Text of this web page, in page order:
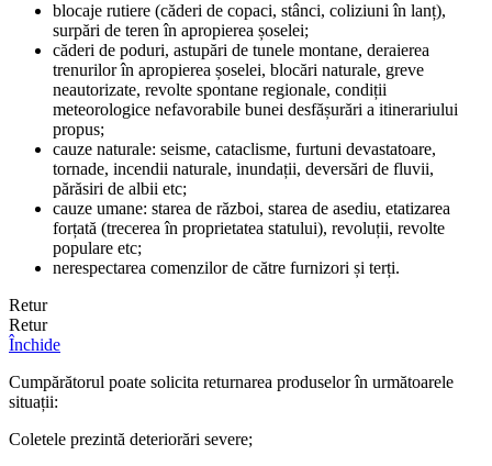
blocaje rutiere (căderi de copaci, stânci, coliziuni în lanț),
surpări de teren în apropierea șoselei;
căderi de poduri, astupări de tunele montane, deraierea
trenurilor în apropierea șoselei, blocări naturale, greve
neautorizate, revolte spontane regionale, condiții
meteorologice nefavorabile bunei desfășurări a itinerariului
propus;
cauze naturale: seisme, cataclisme, furtuni devastatoare,
tornade, incendii naturale, inundații, deversări de fluvii,
părăsiri de albii etc;
cauze umane: starea de război, starea de asediu, etatizarea
forțată (trecerea în proprietatea statului), revoluții, revolte
populare etc;
nerespectarea comenzilor de către furnizori și terți.
Retur
Retur
Închide
Cumpărătorul poate solicita returnarea produselor în următoarele
situații:
Coletele prezintă deteriorări severe;